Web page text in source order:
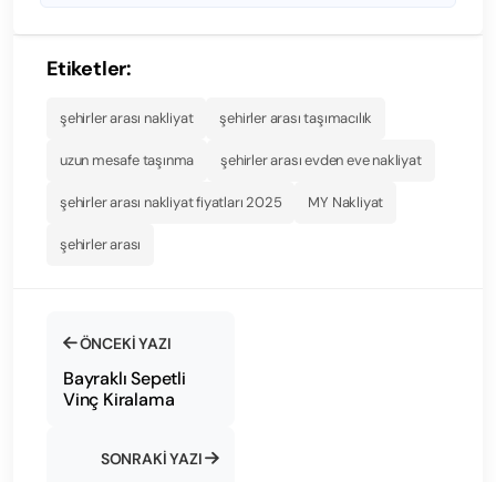
Etiketler:
şehirler arası nakliyat şehirler arası taşımacılık
uzun mesafe taşınma şehirler arası evden eve nakliyat
şehirler arası nakliyat fiyatları 2025 MY Nakliyat
şehirler arası
ÖNCEKI YAZI
Bayraklı Sepetli
Vinç Kiralama
SONRAKI YAZI